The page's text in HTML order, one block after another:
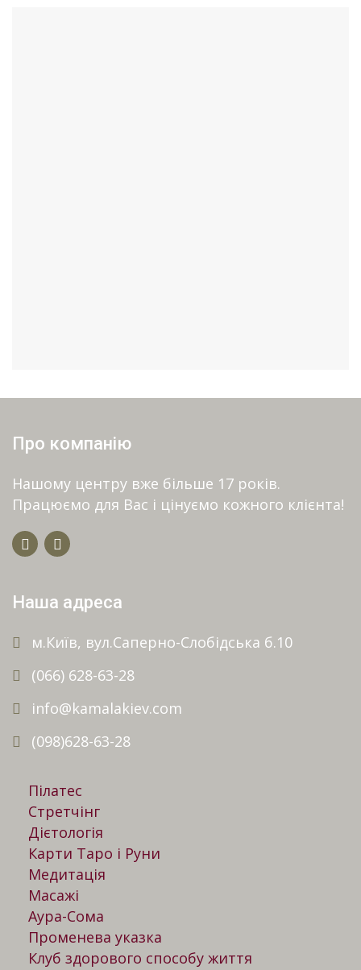
Про компанію
Нашому центру вже більше 17 років.
Працюємо для Вас і цінуємо кожного клієнта!
Наша адреса
м.Київ, вул.Саперно-Слобідська б.10
(066) 628-63-28
info@kamalakiev.com
(098)628-63-28
Пілатес
Стретчінг
Дієтологія
Карти Таро і Руни
Медитація
Масажі
Аура-Сома
Променева указка
Клуб здорового способу життя